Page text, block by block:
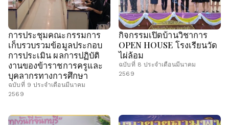
การประชุมคณะกรรมการ
เก็บรวบรวมข้อมูลประกอบ
การประเมิน ผลการปฏิบัติ
งานของข้าราชการครูและ
บุคลากรทางการศึกษา
ฉบับที่ 9 ประจำเดือนมีนาคม
2569
กิจกรรมเปิดบ้านวิชาการ
OPEN HOUSE โรงเรียนวัด
ไผ่ล้อม
ฉบับที่ 8 ประจำเดือนมีนาคม
2569